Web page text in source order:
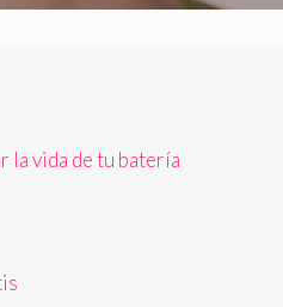
la vida de tu batería